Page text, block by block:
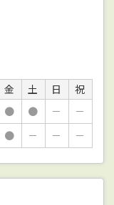
金 土 日
祝
● ● －
－
● － － －